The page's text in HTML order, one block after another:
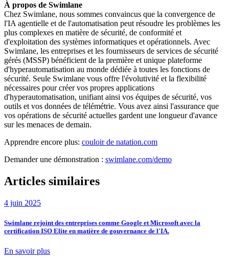
À propos de Swimlane
Chez Swimlane, nous sommes convaincus que la convergence de
l'IA agentielle et de l'automatisation peut résoudre les problèmes les
plus complexes en matière de sécurité, de conformité et
d'exploitation des systèmes informatiques et opérationnels. Avec
Swimlane, les entreprises et les fournisseurs de services de sécurité
gérés (MSSP) bénéficient de la première et unique plateforme
d'hyperautomatisation au monde dédiée à toutes les fonctions de
sécurité. Seule Swimlane vous offre l'évolutivité et la flexibilité
nécessaires pour créer vos propres applications
d'hyperautomatisation, unifiant ainsi vos équipes de sécurité, vos
outils et vos données de télémétrie. Vous avez ainsi l'assurance que
vos opérations de sécurité actuelles gardent une longueur d'avance
sur les menaces de demain.
Apprendre encore plus: couloir de natation.com
Demander une démonstration : swimlane.com/demo
Articles similaires
4 juin 2025
Swimlane rejoint des entreprises comme Google et Microsoft avec la
certification ISO Elite en matière de gouvernance de l'IA.
En savoir plus